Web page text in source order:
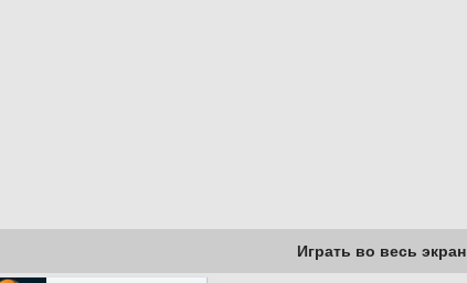
Играть во весь экран